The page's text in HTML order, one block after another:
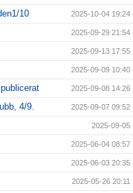
10 2025-10-04 19:24
2025-09-29 21:54
2025-09-13 17:55
2025-09-09 10:40
2025-09-08 14:26
4/9. 2025-09-07 09:52
2025-09-05
2025-06-04 08:57
2025-06-03 20:35
2025-05-26 20:11